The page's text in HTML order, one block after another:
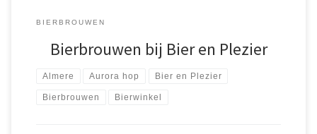
BIERBROUWEN
Bierbrouwen bij Bier en Plezier
Almere Aurora hop Bier en Plezier
Bierbrouwen Bierwinkel